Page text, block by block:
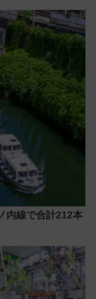
】
内線で合計212本